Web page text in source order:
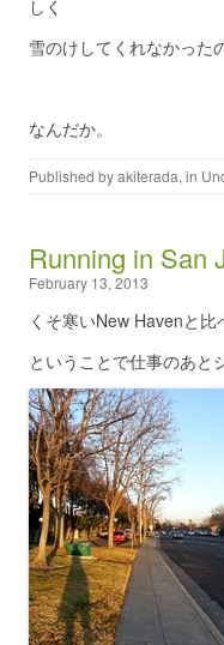
しく
雪のけしてくれなかった
なんだか。
Published byakiterada, in
Running in San
February 13, 2013
くそ寒いNew Havenと比
ということで仕事のあと